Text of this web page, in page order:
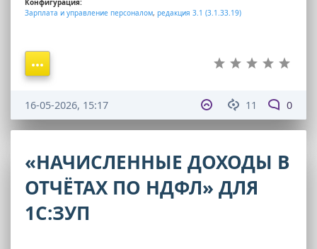
Зарплата и управление персоналом, редакция 3.1 (3.1.33.19)
11 0
16-05-2026, 15:17
«НАЧИСЛЕННЫЕ ДОХОДЫ В
ОТЧЁТАХ ПО НДФЛ» ДЛЯ
1С:ЗУП